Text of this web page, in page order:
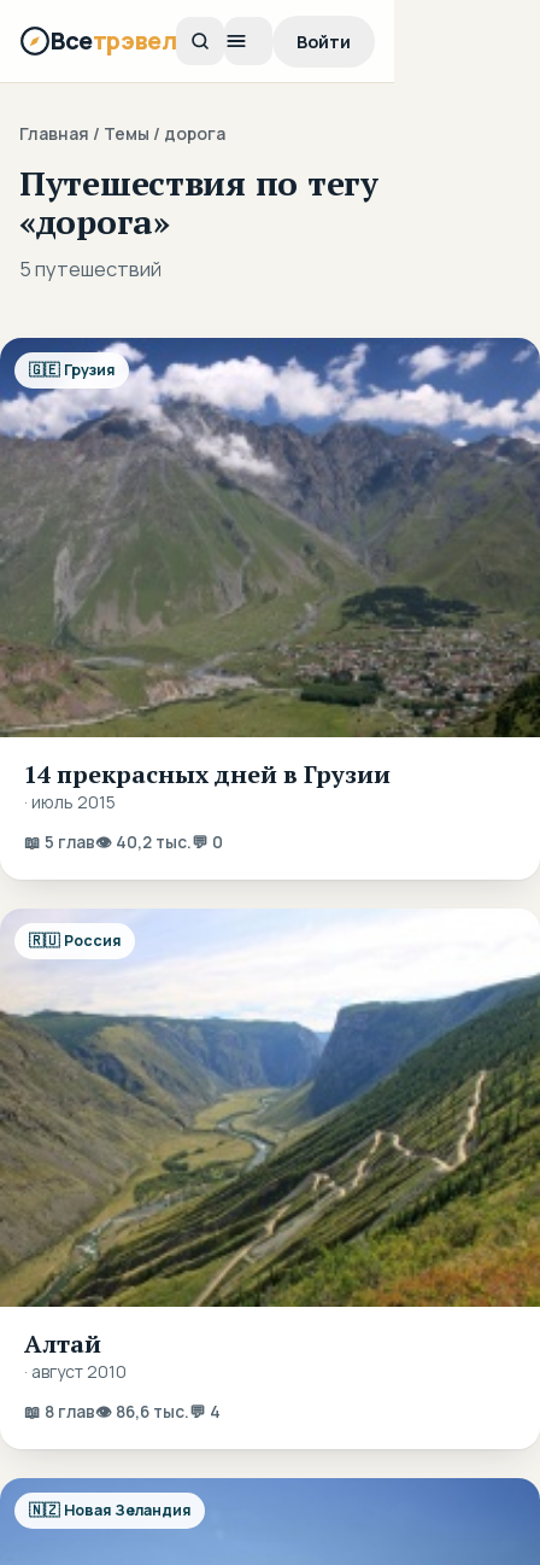
Всетрэвел Войти
Главная / Темы / дорога
Путешествия по тегу
«дорога»
5 путешествий
🇬🇪 Грузия
14 прекрасных дней в Грузии
· июль 2015
📖 5 глав👁 40,2 тыс.💬 0
🇷🇺 Россия
Алтай
· август 2010
📖 8 глав👁 86,6 тыс.💬 4
🇳🇿 Новая Зеландия